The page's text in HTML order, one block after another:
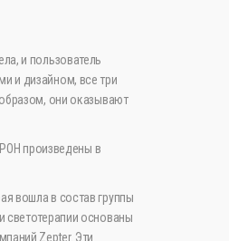
и пользователь
и дизайном, все три
они оказывают
произведены в
вошла в состав группы
светотерапии основаны
Zepter. Эти